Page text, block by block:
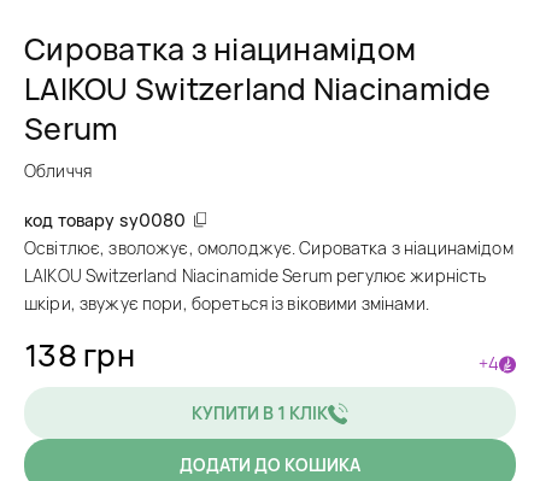
Сироватка з ніацинамідом
LAIKOU Switzerland Niacinamide
Serum
Обличчя
код товару sy0080
Освітлює, зволожує, омолоджує. Сироватка з ніацинамідом
LAIKOU Switzerland Niacinamide Serum регулює жирність
шкіри, звужує пори, бореться із віковими змінами.
138 грн +4
КУПИТИ В 1 КЛІК
ДОДАТИ ДО КОШИКА